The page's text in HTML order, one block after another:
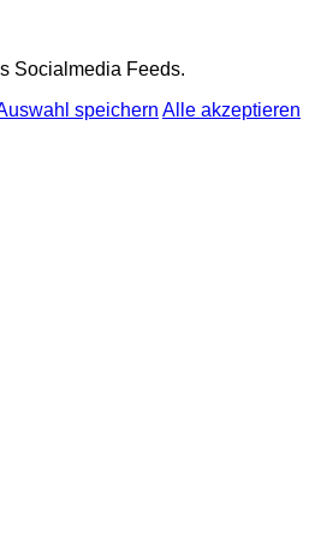
Socialmedia Feeds.
speichern Alle akzeptieren